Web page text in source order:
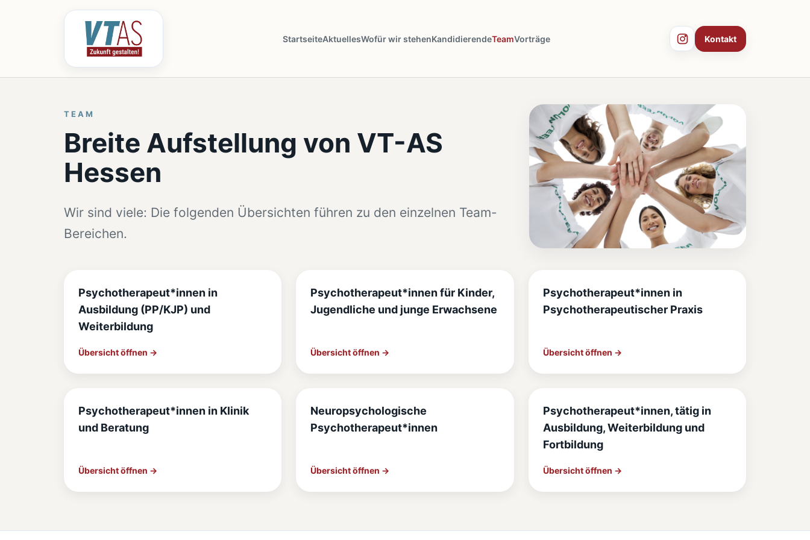
StartseiteAktuellesWofür wir stehenKandidierendeTeamVorträge Kontakt
TEAM
Breite Aufstellung von VT-AS
Hessen
Wir sind viele: Die folgenden Übersichten führen zu den einzelnen Team-
Bereichen.
Psychotherapeut*innen in
Ausbildung (PP/KJP) und
Weiterbildung
Übersicht öffnen →
Psychotherapeut*innen für Kinder,
Jugendliche und junge Erwachsene
Übersicht öffnen →
Psychotherapeut*innen in
Psychotherapeutischer Praxis
Übersicht öffnen →
Psychotherapeut*innen in Klinik
und Beratung
Übersicht öffnen →
Neuropsychologische
Psychotherapeut*innen
Übersicht öffnen →
Psychotherapeut*innen, tätig in
Ausbildung, Weiterbildung und
Fortbildung
Übersicht öffnen →